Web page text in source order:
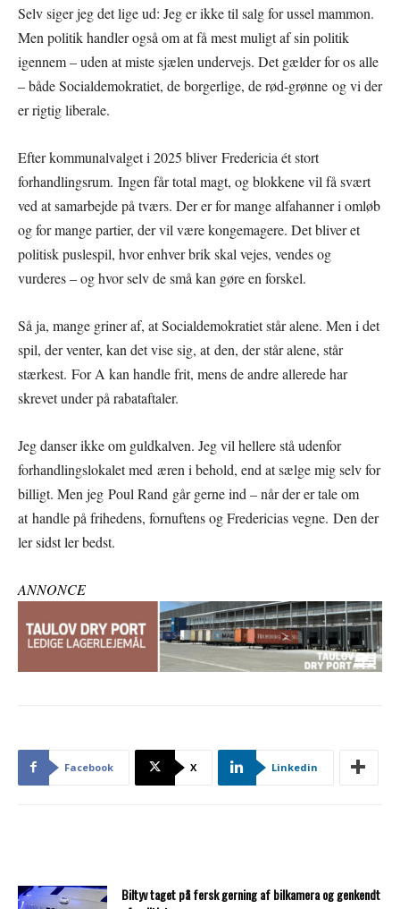
Selv siger jeg det lige ud: Jeg er ikke til salg for ussel mammon.
Men politik handler også om at få mest muligt af sin politik
igennem – uden at miste sjælen undervejs. Det gælder for os alle
– både Socialdemokratiet, de borgerlige, de rød-grønne og vi der
er rigtig liberale.
Efter kommunalvalget i 2025 bliver Fredericia ét stort
forhandlingsrum. Ingen får total magt, og blokkene vil få svært
ved at samarbejde på tværs. Der er for mange alfahanner i omløb
og for mange partier, der vil være kongemagere. Det bliver et
politisk puslespil, hvor enhver brik skal vejes, vendes og
vurderes – og hvor selv de små kan gøre en forskel.
Så ja, mange griner af, at Socialdemokratiet står alene. Men i det
spil, der venter, kan det vise sig, at den, der står alene, står
stærkest. For A kan handle frit, mens de andre allerede har
skrevet under på rabataftaler.
Jeg danser ikke om guldkalven. Jeg vil hellere stå udenfor
forhandlingslokalet med æren i behold, end at sælge mig selv for
billigt. Men jeg Poul Rand går gerne ind – når der er tale om
at handle på frihedens, fornuftens og Fredericias vegne. Den der
ler sidst ler bedst.
ANNONCE
Facebook X Linkedin
Biltyv taget på fersk gerning af bilkamera og genkendt